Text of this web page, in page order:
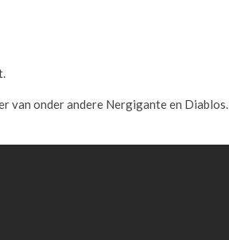
van onder andere Nergigante en Diablos.